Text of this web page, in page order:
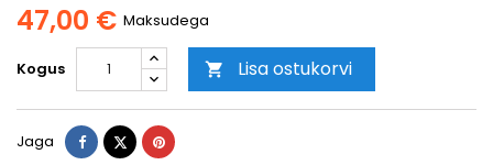
47,00 € Maksudega
Kogus  Lisa ostukorvi
Jaga Jaga TweetPinterest